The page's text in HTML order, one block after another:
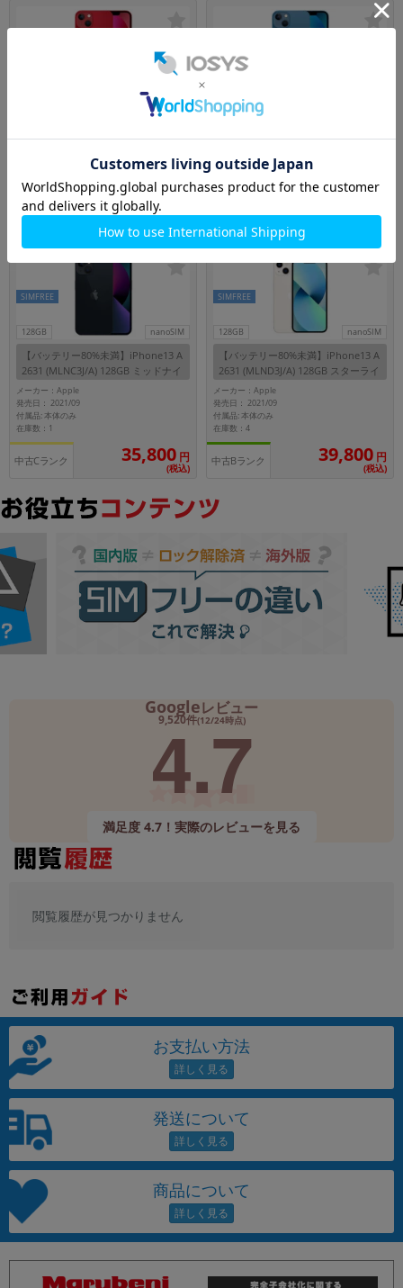
【バッテリー80%未満】iPhone13 A
RED 【国内版SIMフリー】
在庫数：4
中古Bランク 48,800
【バッテリー80%未満】iPhone13 A
【国内版SIMフリー】
発売日： 2021/09
付属品: 本体のみ
在庫数：2
中古Bランク
128GB nanoSIM
SIMFREE
【バッテリー80%未満】iPhone13 A
2631 (MLNC3J/A) 128GB ミッドナイ
ト 【国内版SIMフリー】
メーカー：Apple
発売日： 2021/09
付属品: 本体のみ
在庫数：1
中古Cランク 35,800 円
(税込)
128GB nanoSIM
SIMFREE
【バッテリー80%未満】iPhone13 A
2631 (MLND3J/A) 128GB スターライ
ト 【国内版SIMフリー】
メーカー：Apple
発売日： 2021/09
付属品: 本体のみ
在庫数：4
中古Bランク 39,800 円
(税込)
Googleレビュー
9,520件(12/24時点)
4.7
満足度 4.7！実際のレビューを見る
閲覧履歴が見つかりません
お支払い方法
発送について
商品について